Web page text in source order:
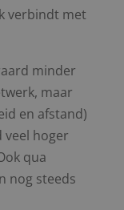
verbindt met
minder
maar
en afstand)
veel hoger
qua
nog steeds